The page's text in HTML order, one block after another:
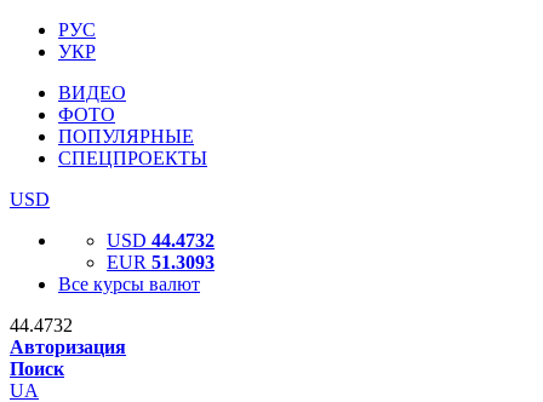
РУС
УКР
ВИДЕО
ФОТО
ПОПУЛЯРНЫЕ
СПЕЦПРОЕКТЫ
USD
USD 44.4732
EUR 51.3093
Все курсы валют
44.4732
Авторизация
Поиск
UA